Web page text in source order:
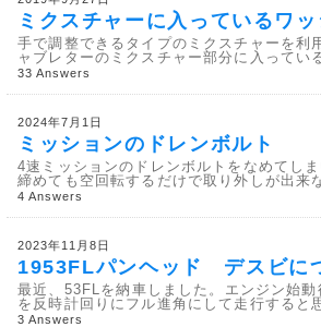
ミクスチャーに入っているワ
手で調整できるタイプのミクスチャーを利
ャブレターのミクスチャー部分に入ってい
33 Answers
2024年7月1日
ミッションのドレンボルト
4速ミッションのドレンボルトをなめてし
締めても空回転するだけで取り外しが出来
4 Answers
2023年11月8日
1953FLパンヘッド デスビに
最近、53FLを納車しました。エンジン始
を反時計回りにフル進角にして走行すると
3 Answers